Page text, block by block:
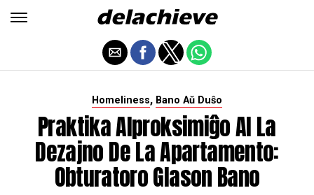
Homeliness, Bano Aŭ Duŝo
Praktika Alproksimiĝo Al La
Dezajno De La Apartamento:
Obturatoro Glason Bano